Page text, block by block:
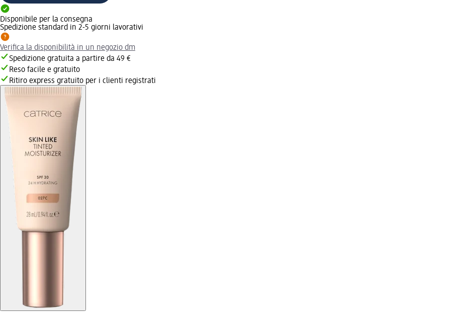
Disponibile per la consegna
Spedizione standard in 2-5 giorni lavorativi
Verifica la disponibilità in un negozio dm
Spedizione gratuita a partire da 49 €
Reso facile e gratuito
Ritiro express gratuito per i clienti registrati